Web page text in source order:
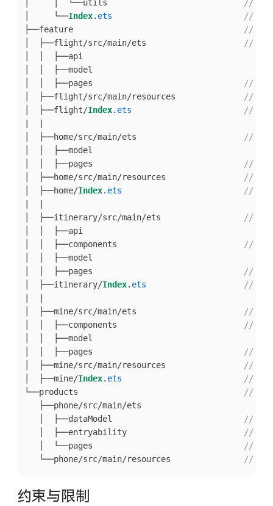
│     │  └──utils
// 公
│     └──Index. ets
// 对
├──feature
// 基
│  ├──flight/src/main/ets
// 航班
│  │  ├──api
│  │  ├──model
│  │  ├──pages
// 航
│  ├──flight/src/main/resources
// 资
│  ├──flight/Index. ets
// 对
│  ├──home/src/main/ets
// 首
│  │  ├──model
│  │  ├──pages
// 首
│  ├──home/src/main/resources
// 资
│  ├──home/Index. ets
// 对
│  ├──itinerary/src/main/ets
// 行
│  │  ├──api
│  │  ├──components
// 组
│  │  ├──model
│  │  ├──pages
// 行
│  ├──itinerary/Index. ets
// 对
│  ├──mine/src/main/ets
// 我的
│  │  ├──components
// 组
│  │  ├──model
│  │  ├──pages
// 我
│  ├──mine/src/main/resources
// 资
│  ├──mine/Index. ets
// 对
└──products
// 产
   ├──phone/src/main/ets
   │  ├──dataModel
//
   │  ├──entryability
// 主
   │  └──pages
//
   └──phone/src/main/resources
// 资
约束与限制